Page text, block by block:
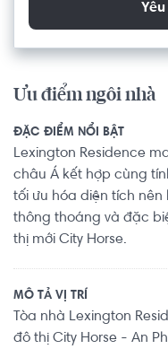
Ưu điểm ngôi nhà
ĐẶC ĐIỂM NỔI BẬT
Lexington Residence
châu Á kết hợp cùng
tối ưu hóa diện tích nên
thông thoáng và đặc
thị mới City Horse.
MÔ TẢ VỊ TRÍ
Tòa nhà Lexington
đô thị City Horse - An